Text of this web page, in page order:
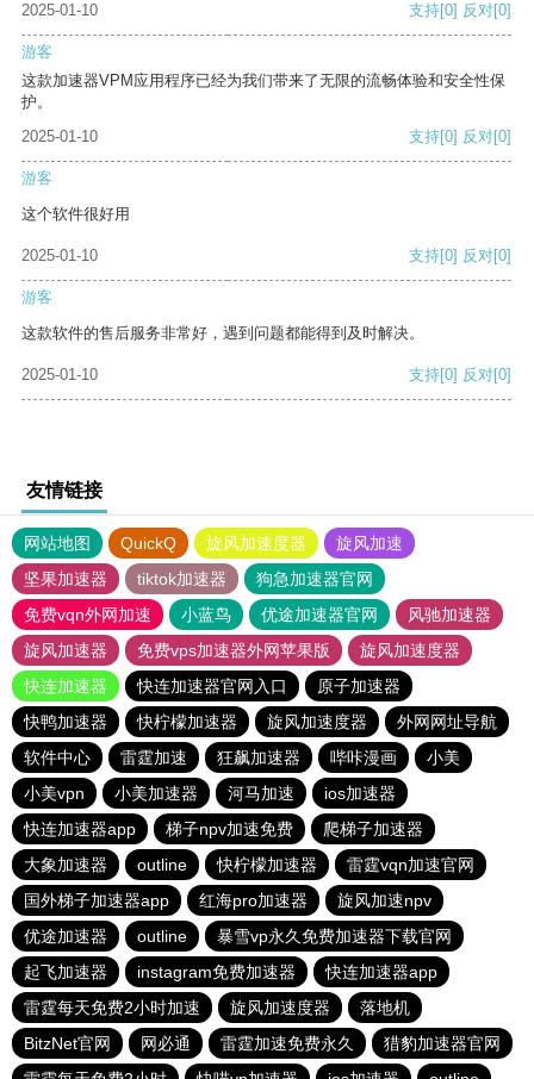
2025-01-10
支持[0] 反对[0]
游客
这款加速器VPM应用程序已经为我们带来了无限的流畅体验和安全性保
护。
2025-01-10
支持[0] 反对[0]
游客
这个软件很好用
2025-01-10 支持[0] 反对[0]
游客
这款软件的售后服务非常好，遇到问题都能得到及时解决。
2025-01-10 支持[0] 反对[0]
友情链接
网站地图 QuickQ 旋风加速度器
旋风加速
坚果加速器
tiktok加速器
狗急加速器官网
免费vqn外网加速
小蓝鸟 优途加速器官网
风驰加速器
旋风加速器
免费vps加速器外网苹果版
旋风加速度器
快连加速器
快连加速器官网入口
原子加速器
快鸭加速器
快柠檬加速器 旋风加速度器
外网网址导航
软件中心
雷霆加速 狂飙加速器 哔咔漫画
小美
小美vpn
小美加速器 河马加速
ios加速器
快连加速器app
梯子npv加速免费
爬梯子加速器
大象加速器
outline 快柠檬加速器
雷霆vqn加速官网
国外梯子加速器app
红海pro加速器
旋风加速npv
优途加速器
outline
暴雪vp永久免费加速器下载官网
起飞加速器
instagram免费加速器
快连加速器app
雷霆每天免费2小时加速
旋风加速度器
落地机
BitzNet官网
网必通 雷霆加速免费永久
猎豹加速器官网